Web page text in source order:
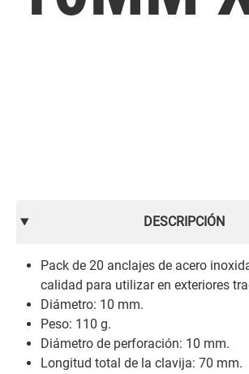
DESCRIPCIÓN
Pack de 20 anclajes de acero
calidad para utilizar en exteriores
Diámetro: 10 mm.
Peso: 110 g.
Diámetro de perforación: 10 mm.
Longitud total de la clavija: 70 mm.